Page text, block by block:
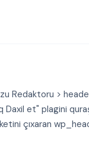
Redaktoru >
Daxil et" plagini
çıxaran